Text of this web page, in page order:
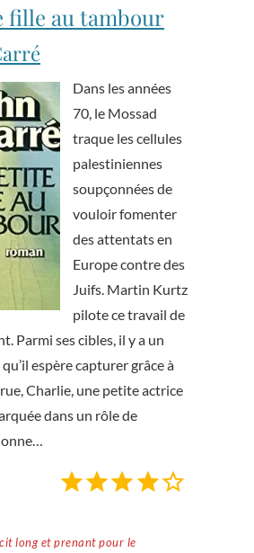
fille au tambour
Dans les années
70, le Mossad
traque les cellules
palestiniennes
soupçonnées de
vouloir fomenter
des attentats en
Europe contre des
Juifs. Martin Kurtz
pilote ce travail de
Parmi ses cibles, il y a un
espère capturer grâce à
Charlie, une petite actrice
dans un rôle de